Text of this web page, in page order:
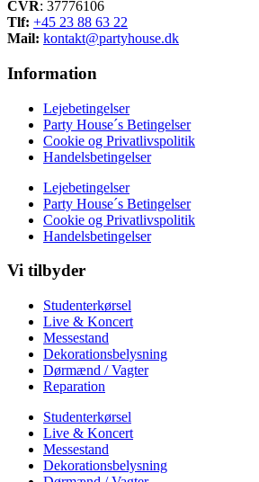
CVR: 37776106
Tlf: +45 23 88 63 22
Mail: kontakt@partyhouse.dk
Information
Lejebetingelser
Party House´s Betingelser
Cookie og Privatlivspolitik
Handelsbetingelser
Lejebetingelser
Party House´s Betingelser
Cookie og Privatlivspolitik
Handelsbetingelser
Vi tilbyder
Studenterkørsel
Live & Koncert
Messestand
Dekorationsbelysning
Dørmænd / Vagter
Reparation
Studenterkørsel
Live & Koncert
Messestand
Dekorationsbelysning